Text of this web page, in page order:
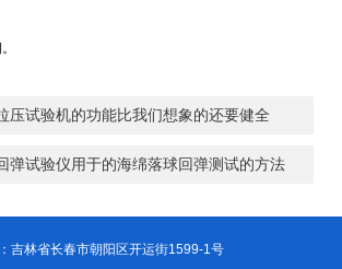
压试验机的功能比我们想象的还要健全
弹试验仪用于的海绵落球回弹测试的方法
吉林省长春市朝阳区开运街1599-1号